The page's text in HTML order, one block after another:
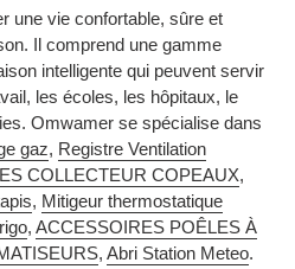
une vie confortable, sûre et
Il comprend une gamme
intelligente qui peuvent servir
les écoles, les hôpitaux, le
Omwamer se spécialise dans
gaz, Registre Ventilation
COLLECTEUR COPEAUX,
, Mitigeur thermostatique
, ACCESSOIRES POÊLES À
, Abri Station Meteo.